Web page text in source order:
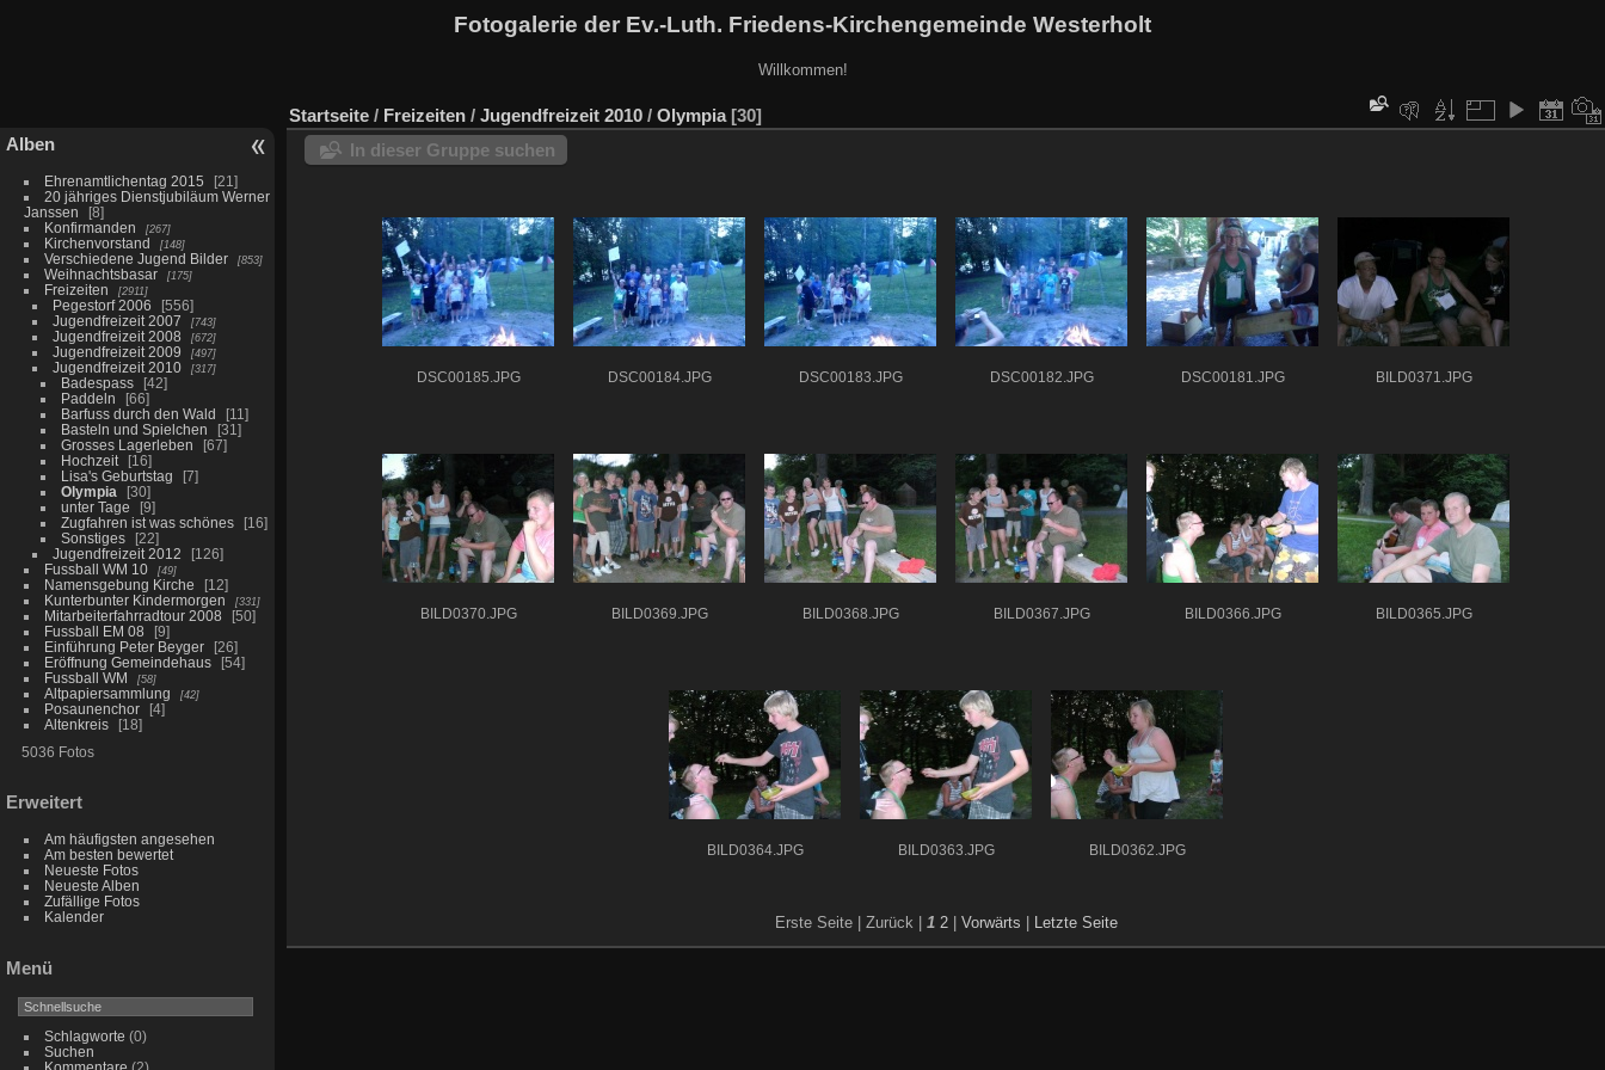
Fotogalerie der Ev.-Luth. Friedens-Kirchengemeinde Westerholt
Willkommen!
Alben
Ehrenamtlichentag 2015
21
20 jähriges Dienstjubiläum Werner
Janssen
8
Konfirmanden
267
Kirchenvorstand 148
Verschiedene Jugend Bilder 853
Weihnachtsbasar 175
Freizeiten 2911
Pegestorf 2006
556
Jugendfreizeit 2007
743
Jugendfreizeit 2008 672
Jugendfreizeit 2009 497
Jugendfreizeit 2010 317
Badespass
42
Paddeln
66
Barfuss durch den Wald
11
Basteln und Spielchen
31
Grosses Lagerleben
67
Hochzeit
16
Lisa's Geburtstag
7
Olympia
30
unter Tage
9
Zugfahren ist was schönes
16
Sonstiges
22
Jugendfreizeit 2012
126
Fussball WM 10
49
Namensgebung Kirche
12
Kunterbunter Kindermorgen
331
Mitarbeiterfahrradtour 2008
50
Fussball EM 08
9
Einführung Peter Beyger
26
Eröffnung Gemeindehaus
54
Fussball WM
58
Altpapiersammlung 42
Posaunenchor
4
Altenkreis
18
5036 Fotos
Erweitert
Am häufigsten angesehen
Am besten bewertet
Neueste Fotos
Neueste Alben
Zufällige Fotos
Kalender
Menü
Schlagworte (0)
Suchen
Startseite / Freizeiten / Jugendfreizeit 2010 / Olympia 30
In dieser Gruppe suchen
DSC00185.JPG DSC00184.JPG DSC00183.JPG DSC00182.JPG DSC00181.JPG BILD0371.JPG
BILD0370.JPG BILD0369.JPG BILD0368.JPG BILD0367.JPG BILD0366.JPG BILD0365.JPG
BILD0364.JPG BILD0363.JPG BILD0362.JPG
Erste Seite | Zurück | 1 2 Vorwärts Letzte Seite